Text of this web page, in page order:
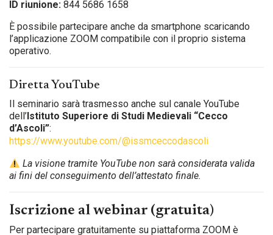
ID riunione: 844 5686 1658
È possibile partecipare anche da smartphone scaricando
l’applicazione ZOOM compatibile con il proprio sistema
operativo.
Diretta YouTube
Il seminario sarà trasmesso anche sul canale YouTube
dell’ Istituto Superiore di Studi Medievali “Cecco
d’Ascoli”:
https://www.youtube.com/@issmceccodascoli
La visione tramite YouTube non sarà considerata valida
ai fini del conseguimento dell’attestato finale.
Iscrizione al webinar (gratuita)
Per partecipare gratuitamente su piattaforma ZOOM è